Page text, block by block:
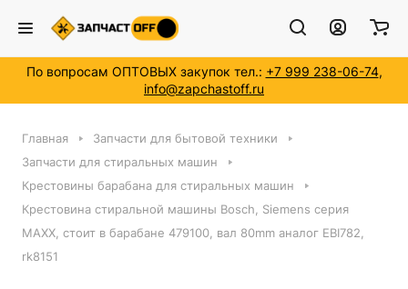
По вопросам ОПТОВЫХ закупок тел.: +7 999 238-06-74,
info@zapchastoff.ru
Главная
Запчасти для бытовой техники
Запчасти для стиральных машин
Крестовины барабана для стиральных машин
Крестовина стиральной машины Bosch, Siemens серия
MAXX, стоит в барабане 479100, вал 80mm аналог EBI782,
rk8151